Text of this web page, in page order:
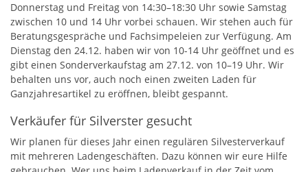
Donnerstag und Freitag von 14:30–18:30 Uhr sowie Samstag
zwischen 10 und 14 Uhr vorbei schauen. Wir stehen auch für
Beratungsgespräche und Fachsimpeleien zur Verfügung. Am
Dienstag den 24.12. haben wir von 10-14 Uhr geöffnet und es
gibt einen Sonderverkaufstag am 27.12. von 10–19 Uhr. Wir
behalten uns vor, auch noch einen zweiten Laden für
Ganzjahresartikel zu eröffnen, bleibt gespannt.
Verkäufer für Silverster gesucht
Wir planen für dieses Jahr einen regulären Silvesterverkauf
mit mehreren Ladengeschäften. Dazu können wir eure Hilfe